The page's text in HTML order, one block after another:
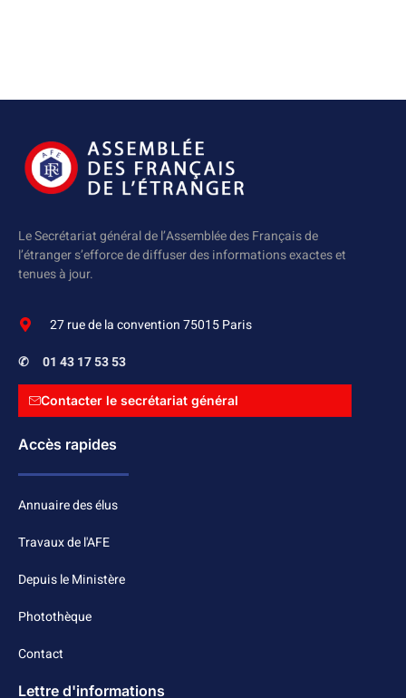
Le Secrétariat général de l’Assemblée des Français de
l’étranger s’efforce de diffuser des informations exactes et
tenues à jour.
27 rue de la convention 75015 Paris
✆ 01 43 17 53 53
Contacter le secrétariat général
Accès rapides
Annuaire des élus
Travaux de l'AFE
Depuis le Ministère
Photothèque
Contact
Lettre d'informations